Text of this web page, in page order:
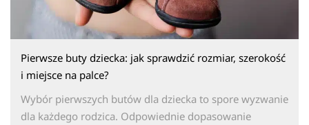
Pierwsze buty dziecka: jak sprawdzić rozmiar, szerokość
i miejsce na palce?
Wybór pierwszych butów dla dziecka to spore wyzwanie
dla każdego rodzica. Odpowiednie dopasowanie